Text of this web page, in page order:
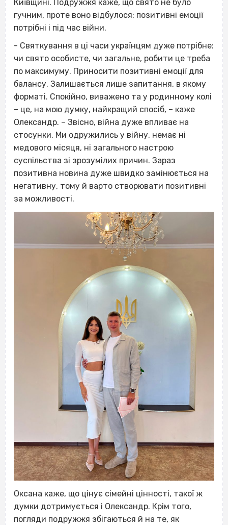
Київщині. Подружжя каже, що свято не було
гучним, проте воно відбулося: позитивні емоції
потрібні і під час війни.
- Святкування в ці часи українцям дуже потрібне:
чи свято особисте, чи загальне, робити це треба
по максимуму. Приносити позитивні емоції для
балансу. Залишається лише запитання, в якому
форматі. Спокійно, виважено та у родинному колі
– це, на мою думку, найкращий спосіб, – каже
Олександр. – Звісно, війна дуже впливає на
стосунки. Ми одружились у війну, немає ні
медового місяця, ні загального настрою
суспільства зі зрозумілих причин. Зараз
позитивна новина дуже швидко замінюється на
негативну, тому й варто створювати позитивні
за можливості.
Оксана каже, що цінує сімейні цінності, такої ж
думки дотримується і Олександр. Крім того,
погляди подружжя збігаються й на те, як